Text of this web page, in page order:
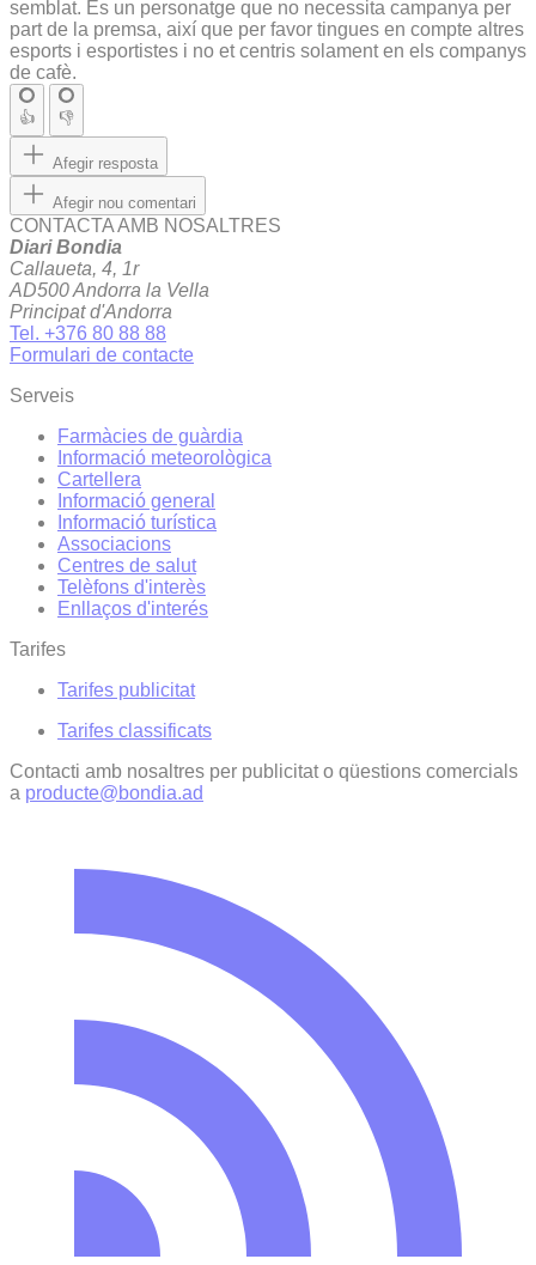
semblat. És un personatge que no necessita campanya per
part de la premsa, així que per favor tingues en compte altres
esports i esportistes i no et centris solament en els companys
de cafè.
👍 👎
Afegir resposta
Afegir nou comentari
CONTACTA AMB NOSALTRES
Diari Bondia
Callaueta, 4, 1r
AD500 Andorra la Vella
Principat d'Andorra
Tel. +376 80 88 88
Formulari de contacte
Serveis
Farmàcies de guàrdia
Informació meteorològica
Cartellera
Informació general
Informació turística
Associacions
Centres de salut
Telèfons d'interès
Enllaços d'interés
Tarifes
Tarifes publicitat
Tarifes classificats
Contacti amb nosaltres per publicitat o qüestions comercials
a producte@bondia.ad